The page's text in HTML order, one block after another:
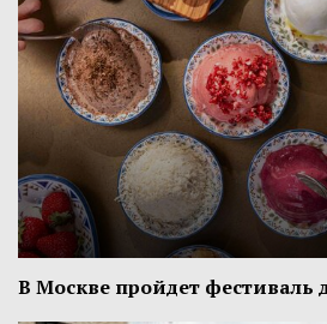
В Москве пройдет фестиваль